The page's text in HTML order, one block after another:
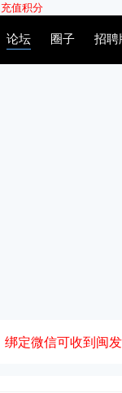
充值积分
论坛 圈子 招聘
绑定微信可收到闽